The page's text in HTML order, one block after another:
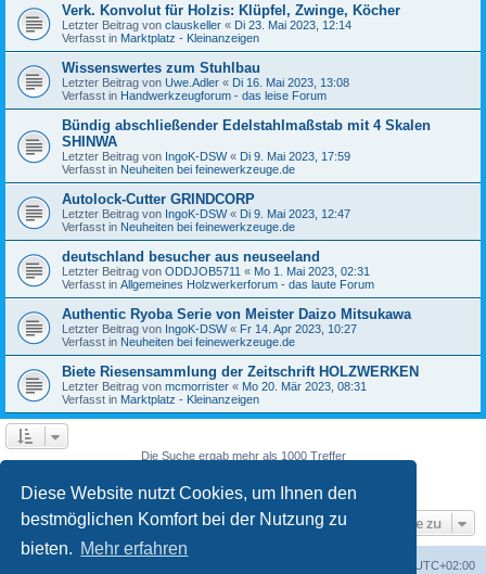
Diese Website nutzt Cookies, um Ihnen den
bestmöglichen Komfort bei der Nutzung zu
bieten. Mehr erfahren
Verk. Konvolut für Holzis: Klüpfel, Zwinge, Köcher
Letzter Beitrag von clauskeller « Di 23. Mai 2023, 12:14
Verfasst in Marktplatz - Kleinanzeigen
Wissenswertes zum Stuhlbau
Letzter Beitrag von Uwe.Adler « Di 16. Mai 2023, 13:08
Verfasst in Handwerkzeugforum - das leise Forum
Bündig abschließender Edelstahlmaßstab mit 4 Skalen
SHINWA
Letzter Beitrag von IngoK-DSW« Di 9. Mai 2023, 17:59
Verfasst in Neuheiten bei feinewerkzeuge.de
Autolock-Cutter GRINDCORP
Letzter Beitrag von IngoK-DSW« Di 9. Mai 2023, 12:47
Verfasst in Neuheiten bei feinewerkzeuge.de
deutschland besucher aus neuseeland
Letzter Beitrag von ODDJOB5711 « Mo 1. Mai 2023, 02:31
Verfasst in Allgemeines Holzwerkerforum - das laute Forum
Authentic Ryoba Serie von Meister Daizo Mitsukawa
Letzter Beitrag von IngoK-DSW« Fr 14. Apr 2023, 10:27
Verfasst in Neuheiten bei feinewerkzeuge.de
Biete Riesensammlung der Zeitschrift HOLZWERKEN
Letzter Beitrag von mcmorrister « Mo 20. Mär 2023, 08:31
Verfasst in Marktplatz - Kleinanzeigen
Die Suche ergab mehr als 1000 Treffer
Gehe zu
UTC+02:00